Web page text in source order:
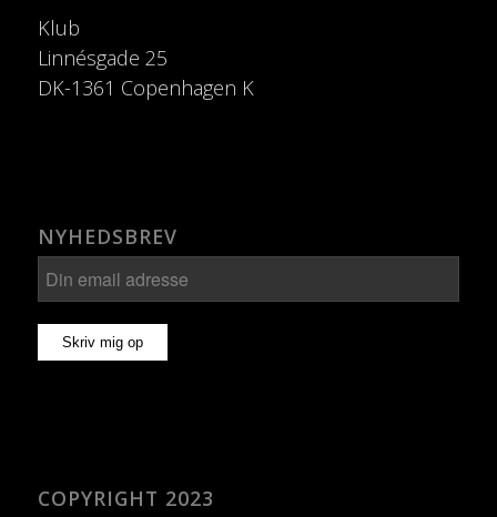
Klub
Linnésgade 25
DK-1361 Copenhagen K
NYHEDSBREV
COPYRIGHT 2023